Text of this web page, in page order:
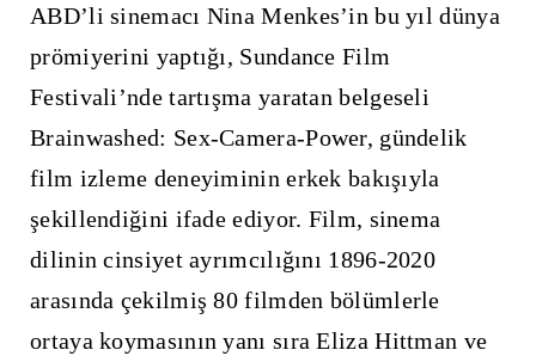
ABD’li sinemacı Nina Menkes’in bu yıl dünya
prömiyerini yaptığı, Sundance Film
Festivali’nde tartışma yaratan belgeseli
Brainwashed: Sex-Camera-Power, gündelik
film izleme deneyiminin erkek bakışıyla
şekillendiğini ifade ediyor. Film, sinema
dilinin cinsiyet ayrımcılığını 1896-2020
arasında çekilmiş 80 filmden bölümlerle
ortaya koymasının yanı sıra Eliza Hittman ve